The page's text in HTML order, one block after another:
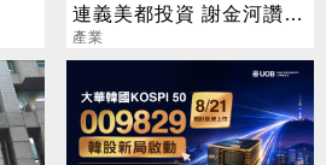
連義美都投資 謝金河讚：
下個兆元產業
產業